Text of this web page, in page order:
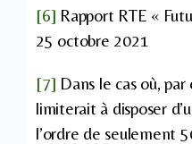
[6] Rapport RTE «
25 octobre 2021
[7] Dans le cas où,
limiterait à disposer
l’ordre de seulement